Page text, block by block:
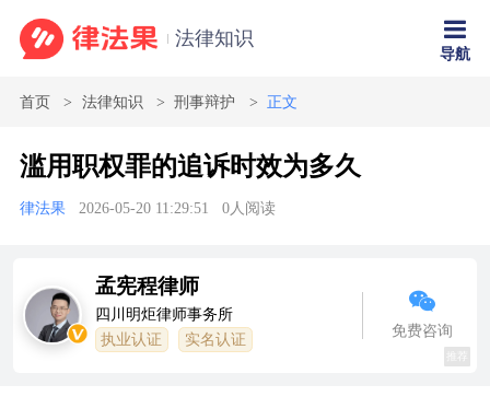
法律知识
导航
首页 法律知识 刑事辩护 正文
滥用职权罪的追诉时效为多久
律法果 2026-05-20 11:29:51 0人阅读
孟宪程律师
四川明炬律师事务所
执业认证 实名认证
免费咨询